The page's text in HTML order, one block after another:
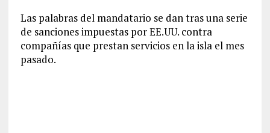
Las palabras del mandatario se dan tras una serie
de sanciones impuestas por EE.UU. contra
compañías que prestan servicios en la isla el mes
pasado.